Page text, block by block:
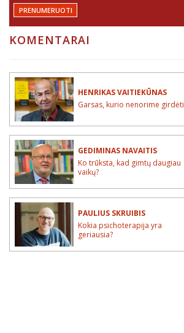
PRENUMERUOTI
KOMENTARAI
HENRIKAS VAITIEKŪNAS
Garsas, kurio nenorime girdėti
GEDIMINAS NAVAITIS
Ko trūksta, kad gimtų daugiau
vaikų?
PAULIUS SKRUIBIS
Kokia psichoterapija yra
geriausia?